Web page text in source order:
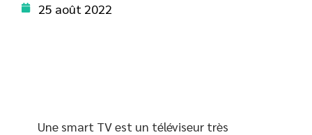
25 août 2022
Une smart TV est un téléviseur très